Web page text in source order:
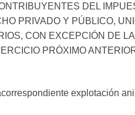
DEL
PRIVADO Y PÚBLICO,
CON EXCEPCIÓN DE
PRÓXIMO
explotación